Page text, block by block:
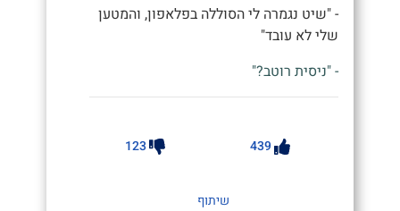
- "שיט נגמרה לי הסוללה בפלאפון, והמטען
שלי לא עובד"
- "ניסית רוטב?"
439
123
שיתוף